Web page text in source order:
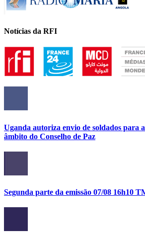
Notícias da RFI
Uganda autoriza envio de soldados para
âmbito do Conselho de Paz
Segunda parte da emissão 07/08 16h10